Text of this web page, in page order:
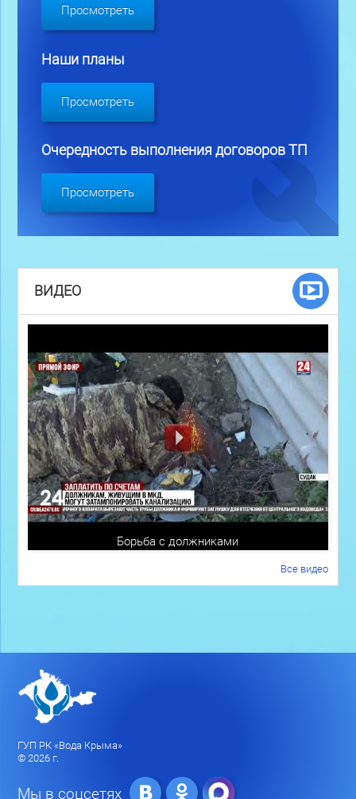
Просмотреть
Наши планы
Просмотреть
Очередность выполнения договоров ТП
Просмотреть
ВИДЕО
Борьба с должниками
Все видео
ГУП РК «Вода Крыма»
© 2026 г.
Мы в соцсетях